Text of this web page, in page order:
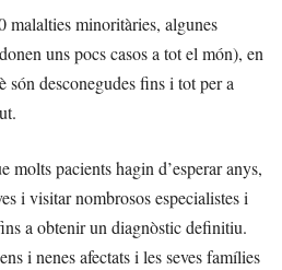
malalties minoritàries, algunes
uns pocs casos a tot el món), en
desconegudes fins i tot per a
molts pacients hagin d’esperar anys,
i visitar nombrosos especialistes i
a obtenir un diagnòstic definitiu.
i nenes afectats i les seves famílies